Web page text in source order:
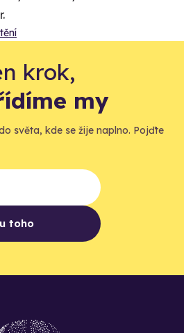
krok,
my
světa, kde se žije naplno. Pojďte
toho